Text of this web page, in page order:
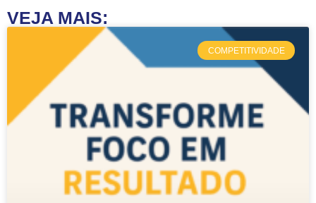
VEJA MAIS:
COMPETITIVIDADE